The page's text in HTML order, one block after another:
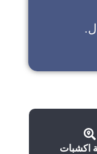
اكشبات